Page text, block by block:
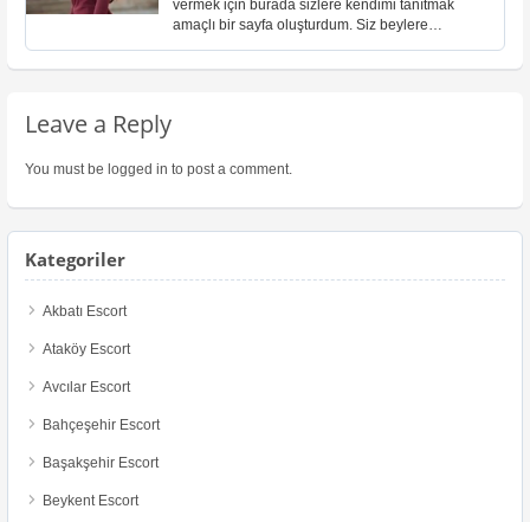
vermek için burada sizlere kendimi tanıtmak
amaçlı bir sayfa oluşturdum. Siz beylere
güzel bir escort bayanım [...]
Leave a Reply
You must be logged in to post a comment.
Kategoriler
Akbatı Escort
Ataköy Escort
Avcılar Escort
Bahçeşehir Escort
Başakşehir Escort
Beykent Escort